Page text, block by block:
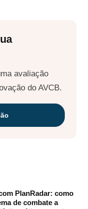
avaliação
do AVCB.
PlanRadar: como
de combate a